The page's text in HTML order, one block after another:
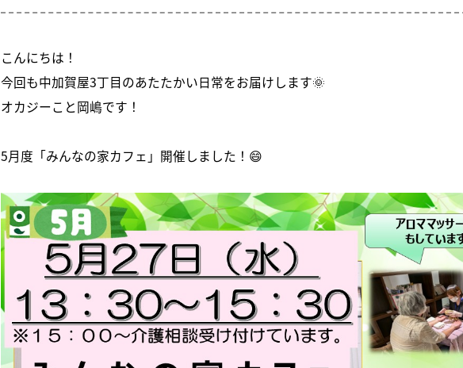
こんにちは！
今回も中加賀屋3丁目のあたたかい日常をお届けします🌞
オカジーこと岡嶋です！
5月度「みんなの家カフェ」開催しました！😄